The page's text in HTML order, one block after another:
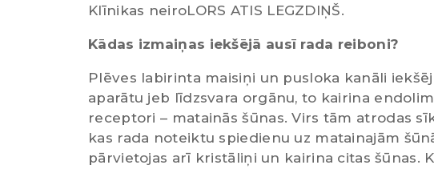
Klīnikas neiroLORS ATIS LEGZDIŅŠ.
Kādas izmaiņas iekšējā ausī rada reiboni?
Plēves labirinta maisiņi un pusloka kanāli
aparātu jeb līdzsvara orgānu, to kairina
receptori – matainās šūnas. Virs tām atrodas
kas rada noteiktu spiedienu uz matainajām
pārvietojas arī kristāliņi un kairina citas šūnas.